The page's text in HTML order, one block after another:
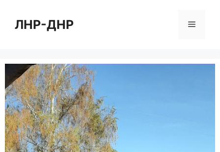
содержимому
ЛНР-ДНР Меню